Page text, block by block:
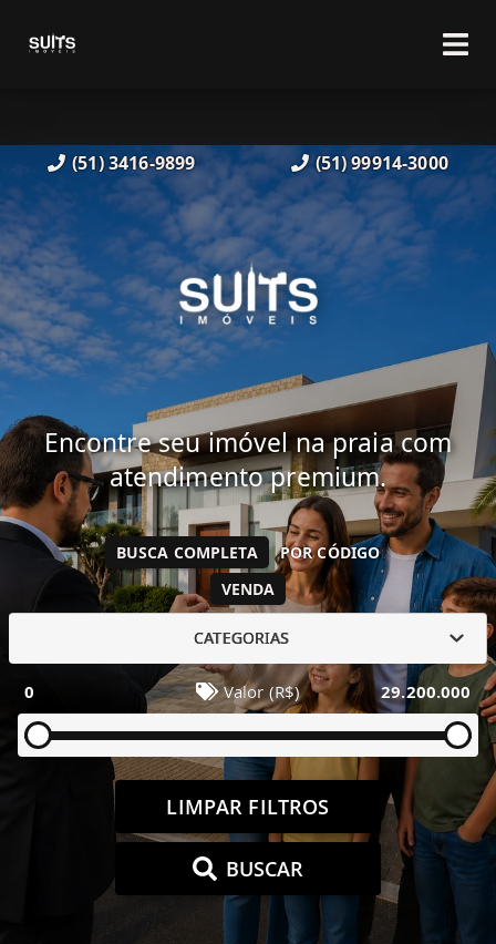
(51) 3416-9899 (51) 99914-3000
Encontre seu imóvel na praia com
atendimento premium.
VENDA
BUSCA COMPLETA POR CÓDIGO
CATEGORIAS
0 Valor (R$) 29.200.000
LIMPAR FILTROS
BUSCAR